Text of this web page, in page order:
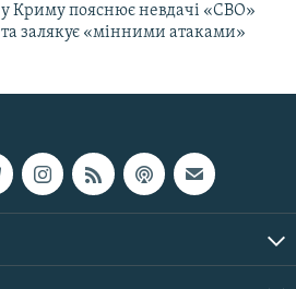
у Криму пояснює невдачі «СВО»
та залякує «мінними атаками»